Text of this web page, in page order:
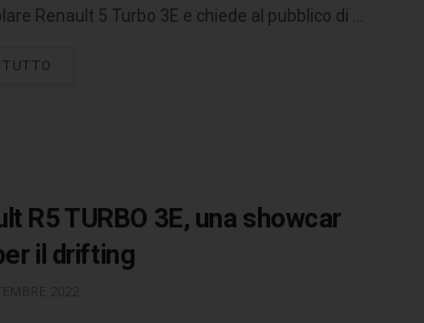
Renault 5 Turbo 3E e chiede al pubblico di ...
TUTTO
R5 TURBO 3E, una showcar
il drifting